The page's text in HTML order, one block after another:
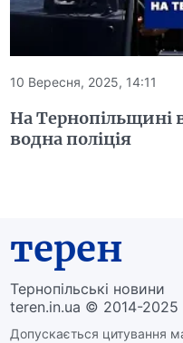
10 Вересня, 2025, 14:11
На Тернопільщині
водна поліція
терен
Тернопільські новини
teren.in.ua © 2014-2025
Допускається цитування